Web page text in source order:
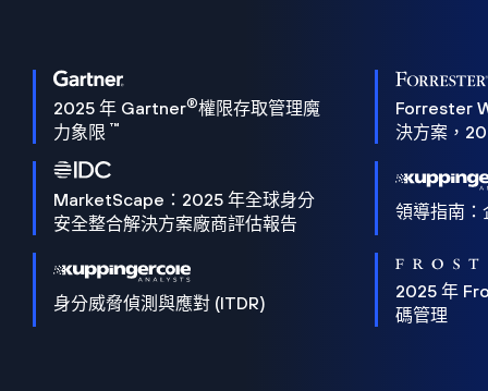
2025 年 Gartner®權限存取管理魔
力象限 ™
Forrester
決方案，
MarketScape：2025 年全球身分
安全整合解決方案廠商評估報告
領導指南
身分威脅偵測與應對 (ITDR)
2025 年
碼管理